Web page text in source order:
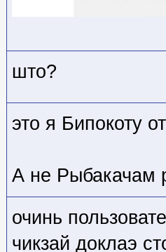
што?
это я Бипокоту
А не Рыбакачам
очинь
чикзай доклаэ